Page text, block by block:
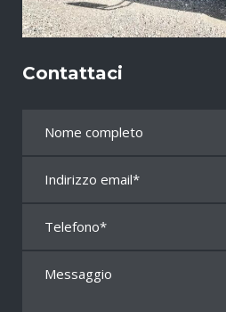
Contattaci